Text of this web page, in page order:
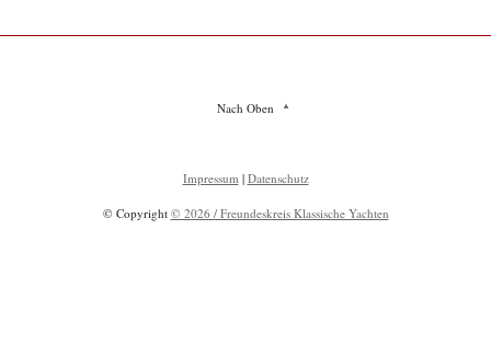
Nach Oben
Impressum | Datenschutz
© Copyright © 2026 / Freundeskreis Klassische Yachten